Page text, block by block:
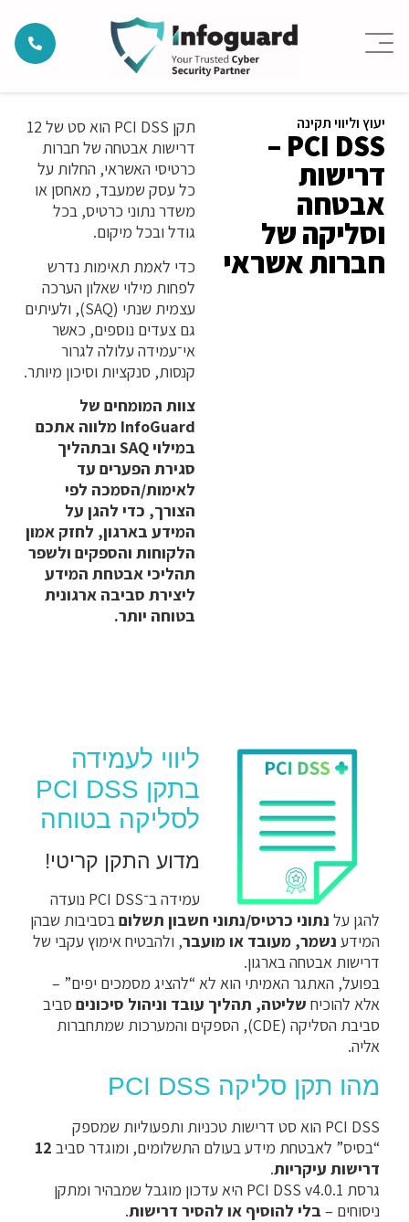
יעוץ וליווי תקינה
PCI DSS –
דרישות
אבטחה
וסליקה של
חברות אשראי
תקן PCI DSS הוא סט של 12
דרישות אבטחה של חברות
כרטיסי האשראי, החלות על
כל עסק שמעבד, מאחסן או
משדר נתוני כרטיס, בכל
גודל ובכל מיקום.
כדי לאמת תאימות נדרש
לפחות מילוי שאלון הערכה
עצמית שנתי (SAQ), ולעיתים
גם צעדים נוספים, כאשר
אי־עמידה עלולה לגרור
קנסות, סנקציות וסיכון מיותר.
צוות המומחים של
InfoGuard מלווה אתכם
במילוי SAQ ובתהליך
סגירת הפערים עד
לאימות/הסמכה לפי
הצורך, כדי להגן על
המידע בארגון, לחזק אמון
הלקוחות והספקים ולשפר
תהליכי אבטחת המידע
ליצירת סביבה ארגונית
בטוחה יותר.
ליווי לעמידה
בתקן PCI DSS
לסליקה בטוחה
מדוע התקן קריטי!
עמידה ב־PCI DSS נועדה
להגן על נתוני כרטיס/נתוני חשבון תשלום בסביבות שבהן
המידע נשמר, מעובד או מועבר, ולהבטיח אימוץ עקבי של
דרישות אבטחה בארגון.
בפועל, האתגר האמיתי הוא לא “להציג מסמכים יפים” –
אלא להוכיח שליטה, תהליך עובד וניהול סיכונים סביב
סביבת הסליקה (CDE), הספקים והמערכות שמתחברות
אליה.
מהו תקן סליקה PCI DSS
PCI DSS הוא סט דרישות טכניות ותפעוליות שמספק
“בסיס” לאבטחת מידע בעולם התשלומים, ומוגדר סביב 12
דרישות עיקריות.
גרסת PCI DSS v4.0.1 היא עדכון מוגבל שמבהיר ומתקן
ניסוחים – בלי להוסיף או להסיר דרישות.